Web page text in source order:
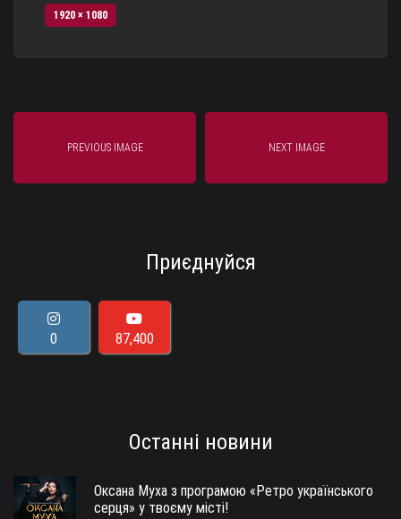
1920 × 1080
PREVIOUS IMAGE NEXT IMAGE
Приєднуйся
0 87,400
Останні новини
Оксана Муха з програмою «Ретро українського
серця» у твоєму місті!